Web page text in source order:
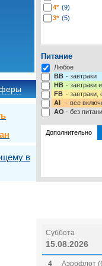
в
4* (9)
3* (5)
Питание
Любое
BB - завтраки
HB - завтраки
FB -
AI
- все
AO - без
Дополнительно
Суббота
15.08.2026
4 Аэрофлот